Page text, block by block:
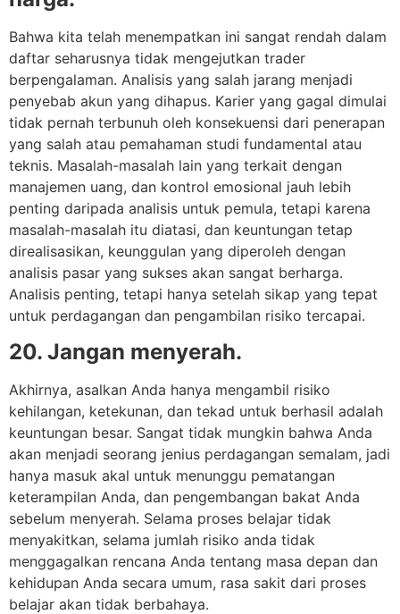
Bahwa kita telah menempatkan ini sangat rendah dalam
daftar seharusnya tidak mengejutkan trader
berpengalaman. Analisis yang salah jarang menjadi
penyebab akun yang dihapus. Karier yang gagal dimulai
tidak pernah terbunuh oleh konsekuensi dari penerapan
yang salah atau pemahaman studi fundamental atau
teknis. Masalah-masalah lain yang terkait dengan
manajemen uang, dan kontrol emosional jauh lebih
penting daripada analisis untuk pemula, tetapi karena
masalah-masalah itu diatasi, dan keuntungan tetap
direalisasikan, keunggulan yang diperoleh dengan
analisis pasar yang sukses akan sangat berharga.
Analisis penting, tetapi hanya setelah sikap yang tepat
untuk perdagangan dan pengambilan risiko tercapai.
20. Jangan menyerah.
Akhirnya, asalkan Anda hanya mengambil risiko
kehilangan, ketekunan, dan tekad untuk berhasil adalah
keuntungan besar. Sangat tidak mungkin bahwa Anda
akan menjadi seorang jenius perdagangan semalam, jadi
hanya masuk akal untuk menunggu pematangan
keterampilan Anda, dan pengembangan bakat Anda
sebelum menyerah. Selama proses belajar tidak
menyakitkan, selama jumlah risiko anda tidak
menggagalkan rencana Anda tentang masa depan dan
kehidupan Anda secara umum, rasa sakit dari proses
belajar akan tidak berbahaya.